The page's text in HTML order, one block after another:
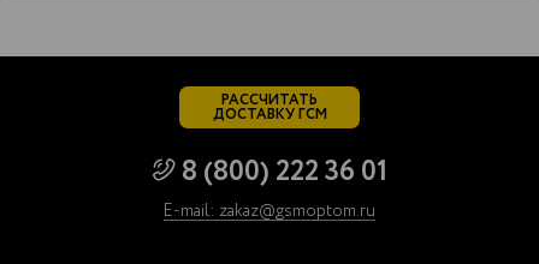
РАССЧИТАТЬ
ДОСТАВКУ ГСМ
8 (800) 222 36 01
E-mail: zakaz@gsmoptom.ru